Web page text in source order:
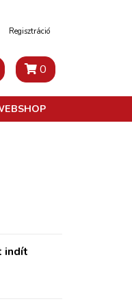
Regisztráció
0
indít